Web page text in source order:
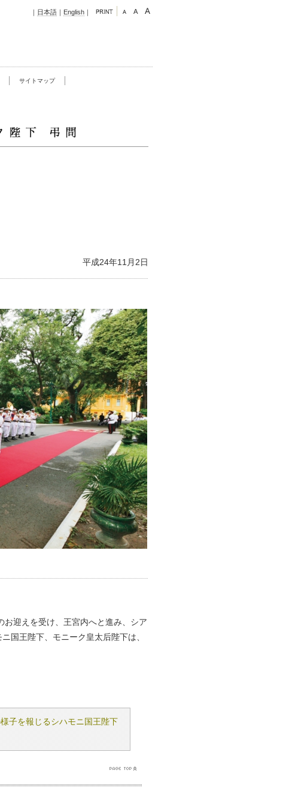
｜ 日本語 ｜ English ｜
サイトマップ
平成24年11月2日
迎えを受け、王宮内へと進み、シア
ニ国王陛下、モニーク皇太后陛下は、
子を報じるシハモニ国王陛下